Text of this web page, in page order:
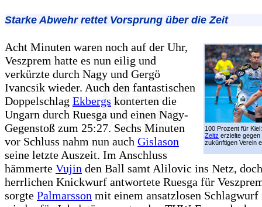
Starke Abwehr rettet Vorsprung über die Zeit
100 Prozent für
Zeitz erzielte gegen
zukünftigen Verein
Acht Minuten waren noch auf der Uhr,
Veszprem hatte es nun eilig und
verkürzte durch Nagy und Gergö
Ivancsik wieder. Auch den fantastischen
Doppelschlag Ekbergs konterten die
Ungarn durch Ruesga und einen Nagy-
Gegenstoß zum 25:27. Sechs Minuten
vor Schluss nahm nun auch Gislason
seine letzte Auszeit. Im Anschluss
hämmerte Vujin den Ball samt Alilovic ins Netz,
herrlichen Knickwurf antwortete Ruesga für
sorgte Palmarsson mit einem ansatzlosen Schlagwurf